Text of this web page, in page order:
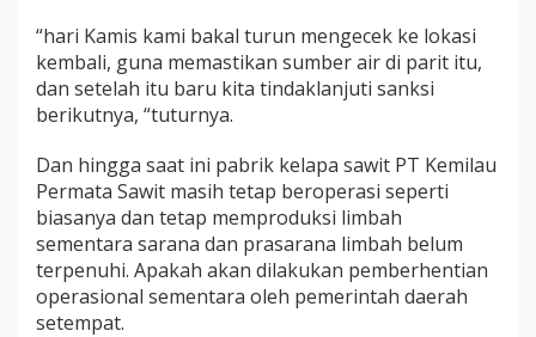
“hari Kamis kami bakal turun mengecek ke lokasi
kembali, guna memastikan sumber air di parit itu,
dan setelah itu baru kita tindaklanjuti sanksi
berikutnya, “tuturnya.
Dan hingga saat ini pabrik kelapa sawit PT Kemilau
Permata Sawit masih tetap beroperasi seperti
biasanya dan tetap memproduksi limbah
sementara sarana dan prasarana limbah belum
terpenuhi. Apakah akan dilakukan pemberhentian
operasional sementara oleh pemerintah daerah
setempat.